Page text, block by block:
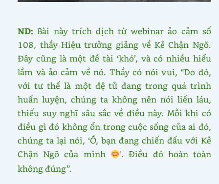
ND: Bài này trích dịch từ webinar ảo cảm số
108, thầy Hiệu trưởng giảng về Kẻ Chận Ngõ.
Đây cũng là một đề tài ‘khó’, và có nhiều hiểu
lầm và ảo cảm về nó. Thầy có nói vui, “Do đó,
với tư thế là một đệ tử đang trong quá trình
huấn luyện, chúng ta không nên nói liến láu,
thiếu suy nghĩ sâu sắc về điều này. Mỗi khi có
điều gì đó không ổn trong cuộc sống của ai đó,
chúng ta lại nói, ‘Ồ, bạn đang chiến đấu với Kẻ
Chận Ngõ của mình
’. Điều đó hoàn toàn
không đúng”.